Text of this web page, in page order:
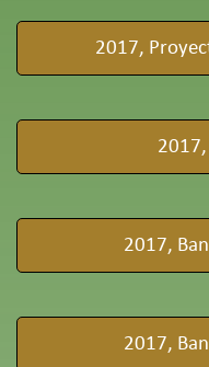
2017,
2017,
2017,
2017,